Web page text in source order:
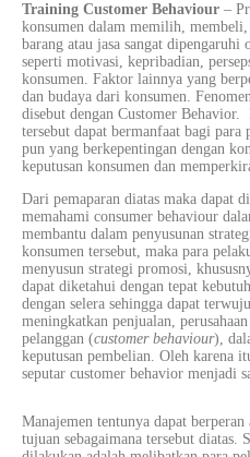
Training Customer Behaviour –
konsumen dalam memilih,
barang atau jasa sangat
seperti motivasi, kepribadian,
konsumen. Faktor lainnya yang
dan budaya dari konsumen.
disebut dengan Customer
tersebut dapat bermanfaat bagi para
pun yang berkepentingan dengan
keputusan konsumen dan
Dari pemaparan diatas maka dapat
memahami consumer behaviour
membantu dalam penyusunan
konsumen tersebut, maka para
menyusun strategi promosi,
dapat diketahui dengan tepat
dengan selera sehingga dapat
meningkatkan penjualan,
pelanggan (customer behaviour),
keputusan pembelian. Oleh karena
seputar customer behavior menjadi
Manajemen tentunya dapat
tujuan sebagaimana tersebut diatas.